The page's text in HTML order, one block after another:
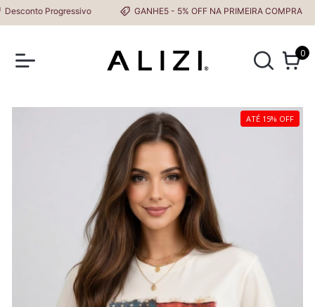
Progressivo GANHE5 - 5% OFF NA PRIMEIRA COMPRA
0
ATÉ 15% OFF